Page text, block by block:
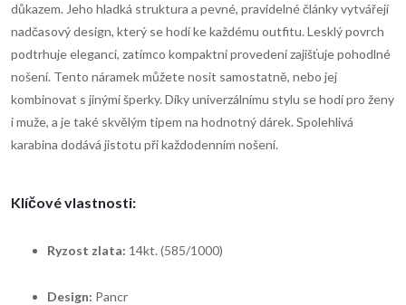
důkazem. Jeho hladká struktura a pevné, pravidelné články vytvářejí
nadčasový design, který se hodí ke každému outfitu. Lesklý povrch
podtrhuje eleganci, zatímco kompaktní provedení zajišťuje pohodlné
nošení. Tento náramek můžete nosit samostatně, nebo jej
kombinovat s jinými šperky. Díky univerzálnímu stylu se hodí pro ženy
i muže, a je také skvělým tipem na hodnotný dárek. Spolehlivá
karabina dodává jistotu při každodenním nošení.
Klíčové vlastnosti:
Ryzost zlata: 14kt. (585/1000)
Design: Pancr